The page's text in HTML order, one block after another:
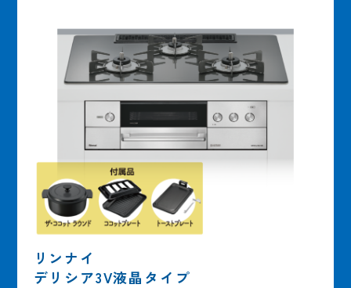
リンナイ
デリシア3V液晶タイプ